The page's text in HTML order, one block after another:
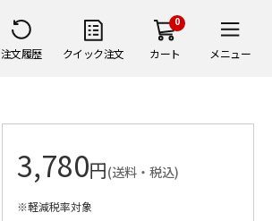
注文履歴 クイック注文
0
カート メニュー
3,780円(送料・税込)
※軽減税率対象